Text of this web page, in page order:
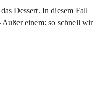
Dessert. In diesem Fall
Außer einem: so schnell wir